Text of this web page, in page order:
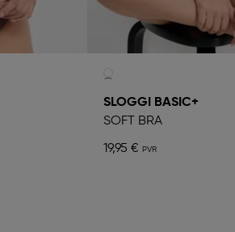
SLOGGI BASIC+
SOFT BRA
19,95 €